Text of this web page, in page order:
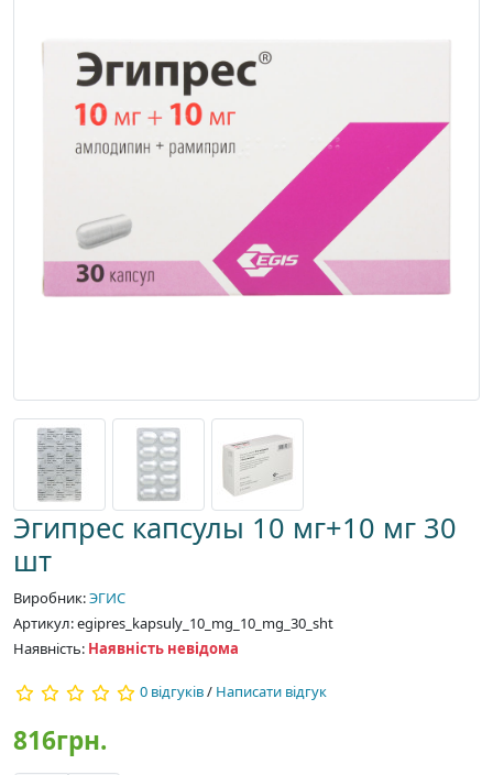
Эгипрес капсулы 10 мг+10 мг 30
шт
Виробник:ЭГИС
Артикул: egipres_kapsuly_10_mg_10_mg_30_sht
Наявність: Наявність невідома
0 відгуків/ Написати відгук
816грн.